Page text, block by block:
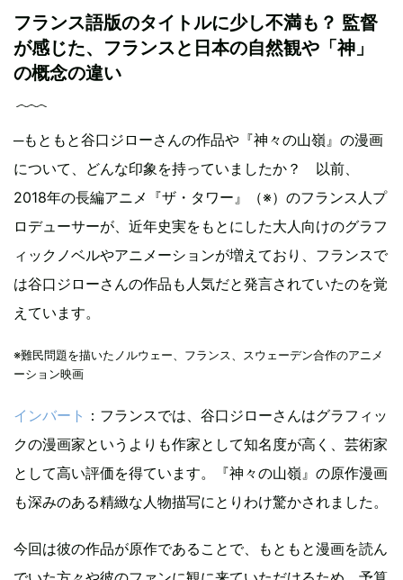
フランス語版のタイトルに少し不満も？ 監督
が感じた、フランスと日本の自然観や「神」
の概念の違い
─もともと谷口ジローさんの作品や『神々の山嶺』の漫画
について、どんな印象を持っていましたか？ 以前、
2018年の長編アニメ『ザ・タワー』（※）のフランス人プ
ロデューサーが、近年史実をもとにした大人向けのグラフ
ィックノベルやアニメーションが増えており、フランスで
は谷口ジローさんの作品も人気だと発言されていたのを覚
えています。
※難民問題を描いたノルウェー、フランス、スウェーデン合作のアニメ
ーション映画
インバート ：フランスでは、谷口ジローさんはグラフィッ
クの漫画家というよりも作家として知名度が高く、芸術家
として高い評価を得ています。『神々の山嶺』の原作漫画
も深みのある精緻な人物描写にとりわけ驚かされました。
今回は彼の作品が原作であることで、もともと漫画を読ん